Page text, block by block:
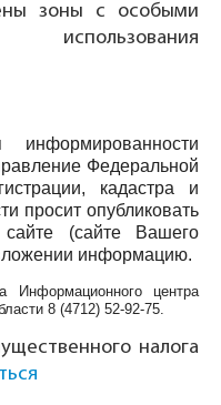
зоны с особыми
Федеральной
кадастра и
просит опубликовать
(сайте Вашего
информацию.
Информационного центра
8 (4712) 52-92-75.
налога